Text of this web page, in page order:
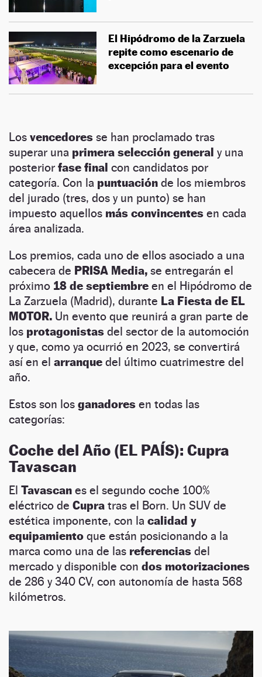
El Hipódromo de la Zarzuela
repite como escenario de
excepción para el evento
Los vencedores se han proclamado tras
superar una primera selección general y una
posterior fase final con candidatos por
categoría. Con la puntuación de los miembros
del jurado (tres, dos y un punto) se han
impuesto aquellos más convincentes en cada
área analizada.
Los premios, cada uno de ellos asociado a una
cabecera de PRISA Media, se entregarán el
próximo 18 de septiembre en el Hipódromo de
La Zarzuela (Madrid), durante La Fiesta de EL
MOTOR. Un evento que reunirá a gran parte de
los protagonistas del sector de la automoción
y que, como ya ocurrió en 2023, se convertirá
así en el arranque del último cuatrimestre del
año.
Estos son los ganadores en todas las
categorías:
Coche del Año (EL PAÍS): Cupra
Tavascan
El Tavascan es el segundo coche 100%
eléctrico de Cupra tras el Born. Un SUV de
estética imponente, con la calidad y
equipamiento que están posicionando a la
marca como una de las referencias del
mercado y disponible con dos motorizaciones
de 286 y 340 CV, con autonomía de hasta 568
kilómetros.